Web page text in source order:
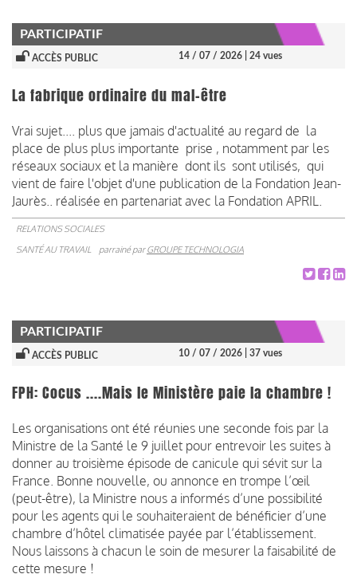
PARTICIPATIF
ACCÈS PUBLIC 14 / 07 / 2026 | 24 vues
La fabrique ordinaire du mal-être
Vrai sujet.... plus que jamais d'actualité au regard de la
place de plus plus importante prise , notamment par les
réseaux sociaux et la manière dont ils sont utilisés, qui
vient de faire l'objet d'une publication de la Fondation Jean-
Jaurès.. réalisée en partenariat avec la Fondation APRIL.
RELATIONS SOCIALES
SANTÉ AU TRAVAIL
parrainé parGROUPE TECHNOLOGIA
PARTICIPATIF
ACCÈS PUBLIC 10 / 07 / 2026 | 37 vues
FPH: Cocus ....Mais le Ministère paie la chambre !
Les organisations ont été réunies une seconde fois par la
Ministre de la Santé le 9 juillet pour entrevoir les suites à
donner au troisième épisode de canicule qui sévit sur la
France. Bonne nouvelle, ou annonce en trompe l’œil
(peut-être), la Ministre nous a informés d’une possibilité
pour les agents qui le souhaiteraient de bénéficier d’une
chambre d’hôtel climatisée payée par l’établissement.
Nous laissons à chacun le soin de mesurer la faisabilité de
cette mesure !